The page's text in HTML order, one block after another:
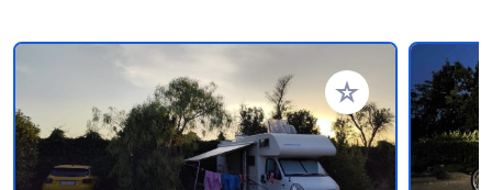
Voeg toe aan je